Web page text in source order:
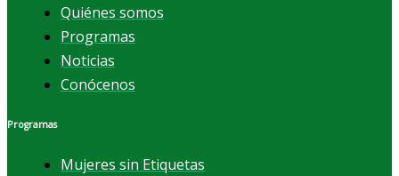
Quiénes somos
Programas
Noticias
Conócenos
Programas
Mujeres sin Etiquetas